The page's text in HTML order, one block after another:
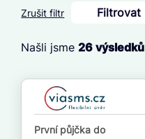
Zrušit filtr Filtrovat
Od
Do
Našli jsme26 výsledků
První půjčka do